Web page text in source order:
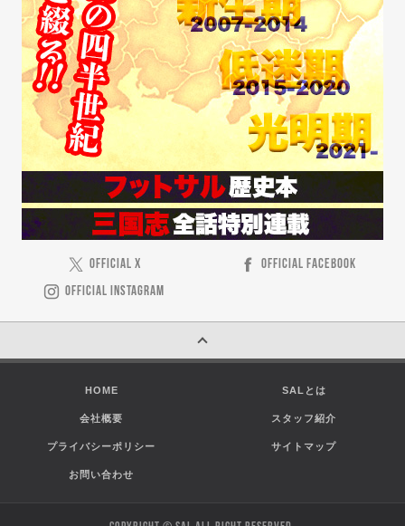
OFFICIAL X
OFFICIAL FACEBOOK
OFFICIAL INSTAGRAM
HOME SALとは
会社概要 スタッフ紹介
プライバシーポリシー サイトマップ
お問い合わせ